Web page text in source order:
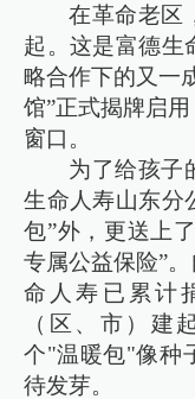
在革命老区
起。这是富德生
略合作下的又一
馆”正式揭牌启
窗口。
为了给孩子
生命人寿山东分
包”外，更送上
专属公益保险”
命人寿已累计
（区、市）建
个"温暖包"像种
待发芽。